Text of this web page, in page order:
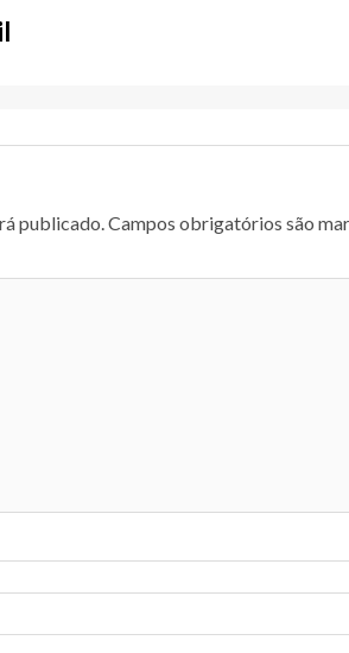
publicado.Campos obrigatórios são